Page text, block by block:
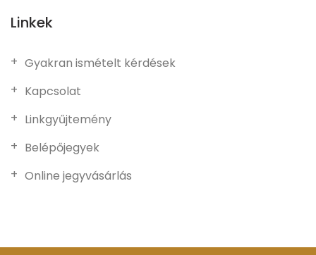
Linkek
Gyakran ismételt kérdések
Kapcsolat
Linkgyűjtemény
Belépőjegyek
Online jegyvásárlás